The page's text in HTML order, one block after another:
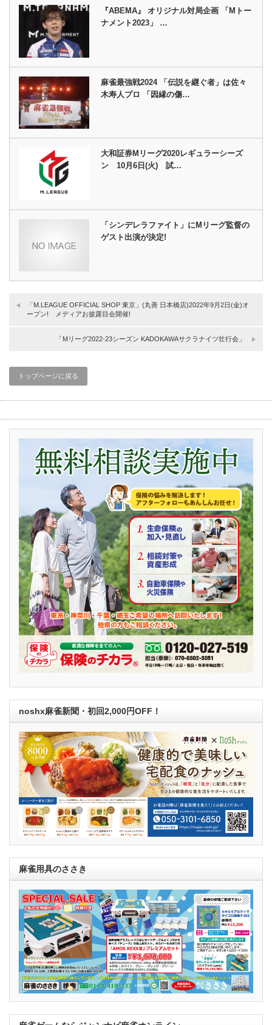
『ABEMA』 オリジナル対局企画 「Mトー
ナメント2023」 …
麻雀最強戦2024 「伝説を継ぐ者」は佐々
木寿人プロ 「因縁の傷…
大和証券Mリーグ2020レギュラーシーズ
ン 10月6日(火) 試…
「シンデレラファイト」にMリーグ監督の
ゲスト出演が決定!
「M.LEAGUE OFFICIAL SHOP 東京」(丸善 日本橋店)2022年9月2日(金)オ
ープン! メディアお披露目会開催!
「Mリーグ2022-23シーズン KADOKAWAサクラナイツ壮行会」
トップページに戻る
noshx麻雀新聞・初回2,000円OFF！
麻雀用具のささき